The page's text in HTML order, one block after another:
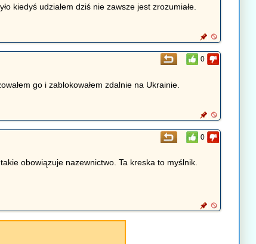
kiedyś udziałem dziś nie zawsze jest zrozumiałe.
0
go i zablokowałem zdalnie na Ukrainie.
0
obowiązuje nazewnictwo. Ta kreska to myślnik.